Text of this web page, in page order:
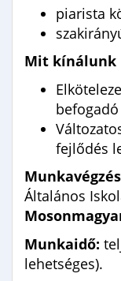
piarista
Mit kínálunk
fejlődés
Általános
Munkaidő:
lehetséges).